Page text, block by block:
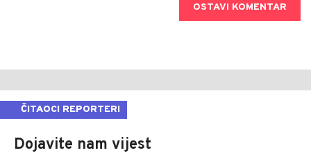
OSTAVI KOMENTAR
ČITAOCI REPORTERI
Dojavite nam vijest